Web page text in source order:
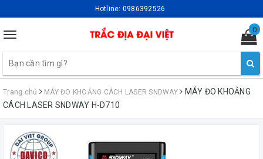
Hotline: 0986392526
Toggle
0
Trang chủ MÁY ĐO KHOẢNG CÁCH LASER SNDWAY
MÁY ĐO KHOẢNG
CÁCH LASER SNDWAY H-D710